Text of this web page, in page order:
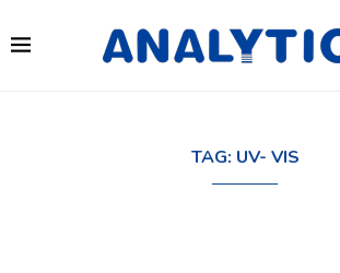
TAG: UV- VIS